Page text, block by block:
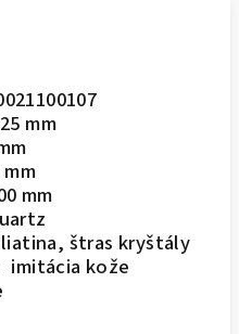
mm
mm
štras kryštály
imitácia kože